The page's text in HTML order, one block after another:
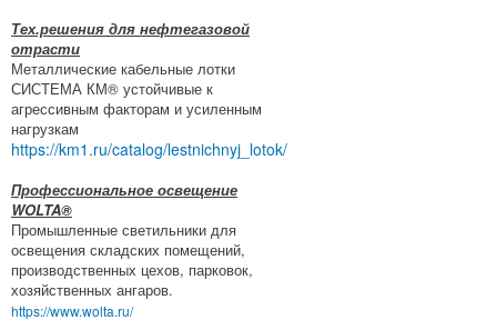
Тех.решения для нефтегазовой
отрасти
Металлические кабельные лотки
СИСТЕМА КМ® устойчивые к
агрессивным факторам и усиленным
нагрузкам
https://km1.ru/catalog/lestnichnyj_lotok/
Профессиональное освещение
WOLTA®
Промышленные светильники для
освещения складских помещений,
производственных цехов, парковок,
хозяйственных ангаров.
https://www.wolta.ru/